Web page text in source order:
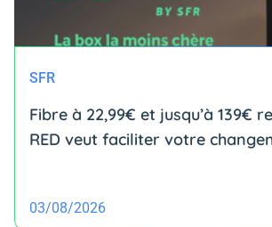
SFR
Fibre à 22,99€ et jusqu’à 139€
RED veut faciliter votre
03/08/2026